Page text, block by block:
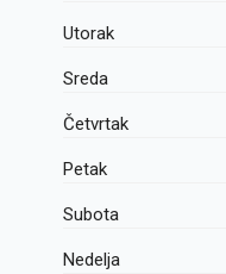
Utorak
Sreda
Četvrtak
Petak
Subota
Nedelja